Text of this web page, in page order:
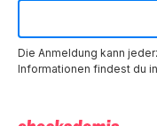
Die Anmeldung kann
Informationen findest du